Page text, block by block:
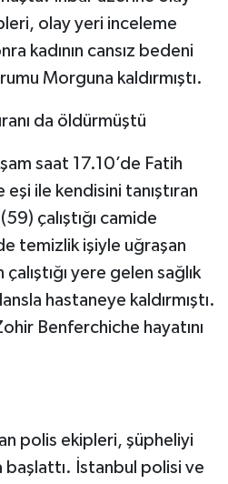
olay yeri inceleme
kadının cansız bedeni
Morguna kaldırmıştı.
da öldürmüştü
saat 17.10’de Fatih
eşi ile kendisini tanıştıran
çalıştığı camide
temizlik işiyle uğraşan
yere gelen sağlık
hastaneye kaldırmıştı.
Benferchiche hayatını
polis ekipleri, şüpheliyi
başlattı. İstanbul polisi ve